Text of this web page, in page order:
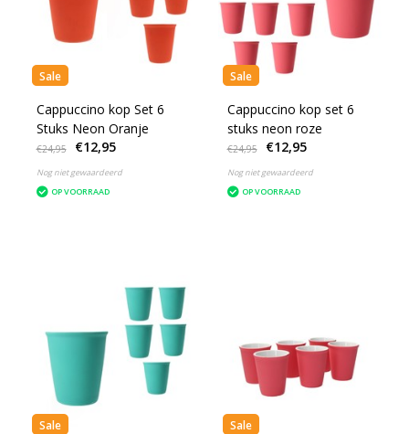
Sale
Cappuccino kop Set 6
Stuks Neon Oranje
€24,95 €12,95
Nog niet gewaardeerd
OP VOORRAAD
Sale
Cappuccino kop set 6
stuks neon roze
€24,95 €12,95
Nog niet gewaardeerd
OP VOORRAAD
Sale Sale